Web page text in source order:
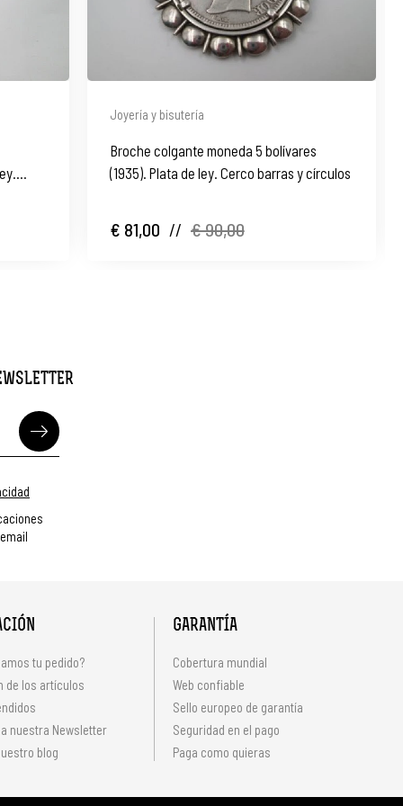
Joyería y bisutería
Broche colgante moneda 5 bolívares
(1935). Plata de ley. Cerco barras y círculos
€ 81,00 // € 90,00
tu pedido?
de los artículos
nuestra Newsletter
blog
GARANTÍA
Cobertura mundial
Web confiable
Sello europeo de garantía
Seguridad en el pago
Paga como quieras